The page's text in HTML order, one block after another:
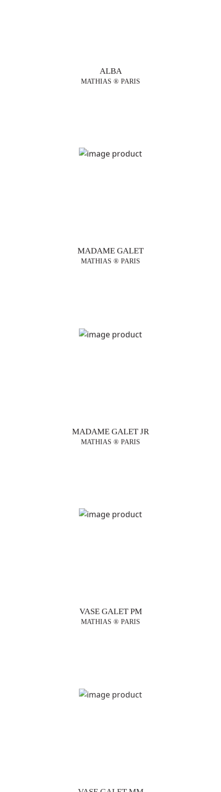
ALBA
MATHIAS ® PARIS
MADAME GALET
MATHIAS ® PARIS
MADAME GALET JR
MATHIAS ® PARIS
MATHIAS ® PARIS